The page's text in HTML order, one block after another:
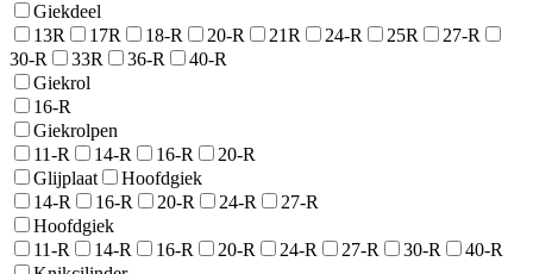
Giekdeel
13R
17R 18-R 20-R 21R 24-R 25R
27-R
30-R
33R 36-R
40-R
Giekrol
16-R
Giekrolpen
11-R
14-R 16-R
20-R
Glijplaat
Hoofdgiek
14-R
16-R 20-R 24-R
27-R
Hoofdgiek
11-R
14-R 16-R 20-R 24-R 27-R 30-R
40-R